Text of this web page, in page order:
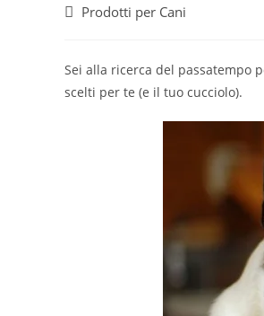
Categoria
Prodotti per Cani
Sei alla ricerca del passatempo
scelti per te (e il tuo cucciolo).